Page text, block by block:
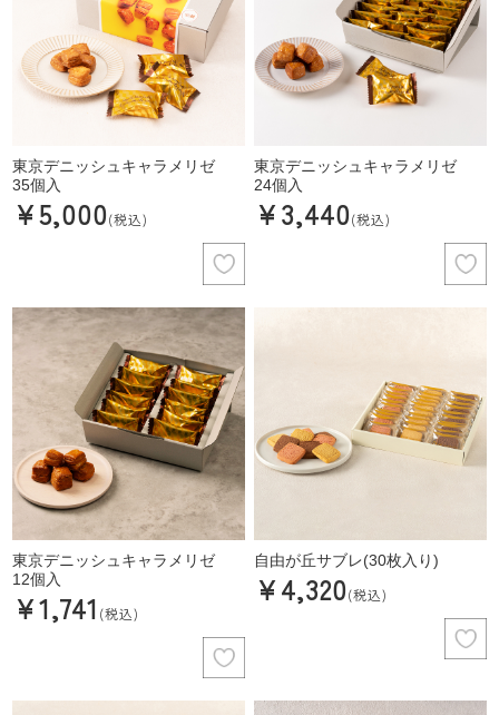
東京デニッシュキャラメリゼ
35個入
¥5,000(税込)
東京デニッシュキャラメリゼ
24個入
¥3,440(税込)
東京デニッシュキャラメリゼ
12個入
¥1,741 (税込)
自由が丘サブレ(30枚入り)
¥4,320(税込)